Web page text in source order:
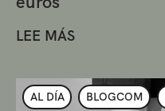
LEE MÁS
AL DÍA BLOGCOM